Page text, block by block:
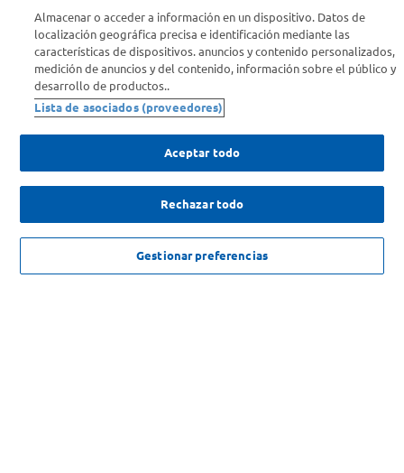
$419.999,00
Info útil
Comprá Online
Almacenar o acceder a información en un dispositivo. Datos de
localización geográfica precisa e identificación mediante las
características de dispositivos. anuncios y contenido personalizados,
medición de anuncios y del contenido, información sobre el público y
desarrollo de productos..
Lista de asociados (proveedores)
Aceptar todo
Rechazar todo
Gestionar preferencias